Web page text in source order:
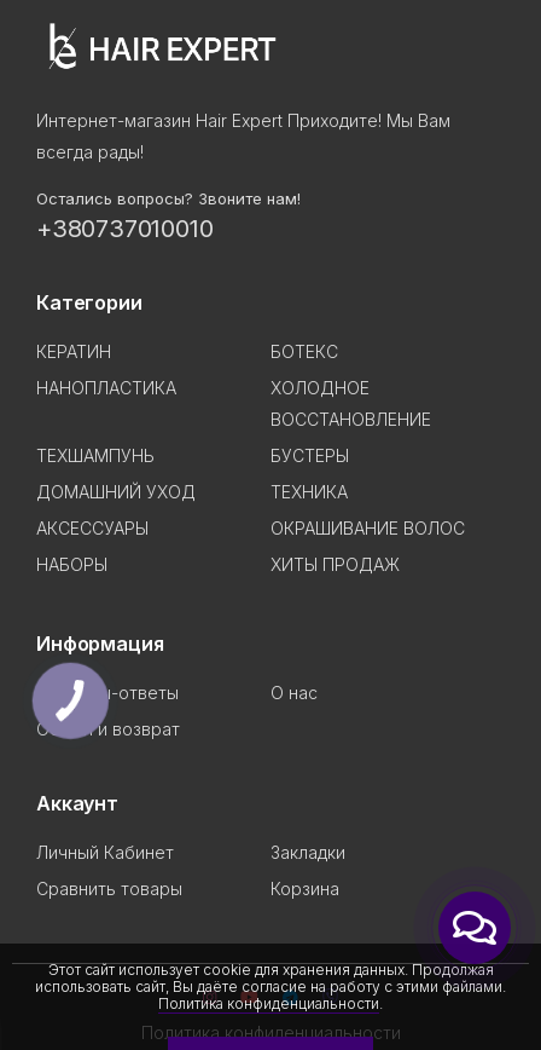
Этот сайт использует cookie для хранения данных. Продолжая
использовать сайт, Вы даёте согласие на работу с этими файлами.
Политика конфиденциальности.
Интернет-магазин Hair Expert Приходите! Мы Вам
всегда рады!
Остались вопросы? Звоните нам!
+380737010010
Категории
КЕРАТИН
БОТЕКС
НАНОПЛАСТИКА
ХОЛОДНОЕ
ВОССТАНОВЛЕНИЕ
ТЕХШАМПУНЬ
БУСТЕРЫ
ДОМАШНИЙ УХОД
ТЕХНИКА
АКСЕССУАРЫ
ОКРАШИВАНИЕ ВОЛОС
НАБОРЫ
ХИТЫ ПРОДАЖ
Информация
Вопросы-ответы
О нас
Обмен и возврат
Аккаунт
Личный Кабинет
Закладки
Сравнить товары
Корзина
Политика конфиденциальности